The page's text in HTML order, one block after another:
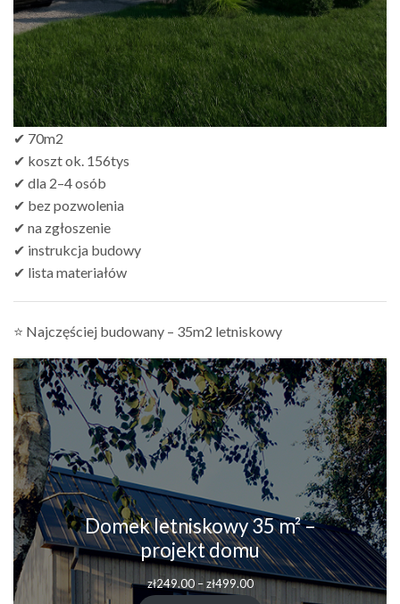
✔ 70m2
✔ koszt ok. 156tys
✔ dla 2–4 osób
✔ bez pozwolenia
✔ na zgłoszenie
✔ instrukcja budowy
✔ lista materiałów
⭐ Najczęściej budowany – 35m2 letniskowy
Domek letniskowy 35 m² –
projekt domu
zł249.00 – zł499.00Zakres